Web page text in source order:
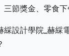
節獎金、零食下
綵設計學院_赫綵